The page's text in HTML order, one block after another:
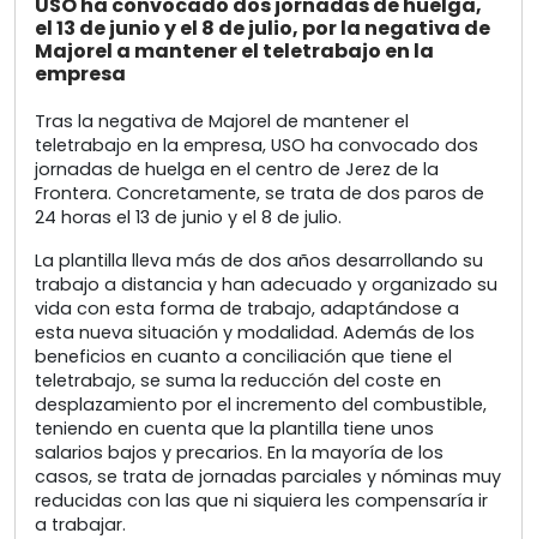
el 13 de junio y el 8 de julio, por la negativa de
Majorel a mantener el teletrabajo en la
empresa
Tras la negativa de Majorel de mantener el
teletrabajo en la empresa, USO ha convocado dos
jornadas de huelga en el centro de Jerez de la
Frontera. Concretamente, se trata de dos paros de
24 horas el 13 de junio y el 8 de julio.
La plantilla lleva más de dos años desarrollando su
trabajo a distancia y han adecuado y organizado su
vida con esta forma de trabajo, adaptándose a
esta nueva situación y modalidad. Además de los
beneficios en cuanto a conciliación que tiene el
teletrabajo, se suma la reducción del coste en
desplazamiento por el incremento del combustible,
teniendo en cuenta que la plantilla tiene unos
salarios bajos y precarios. En la mayoría de los
casos, se trata de jornadas parciales y nóminas muy
reducidas con las que ni siquiera les compensaría ir
a trabajar.